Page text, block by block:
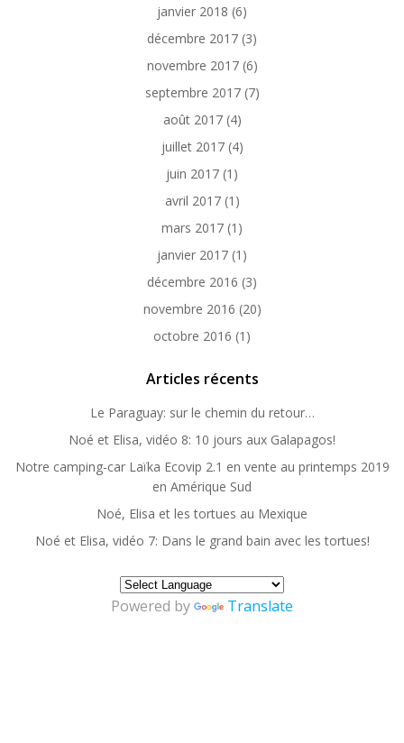
janvier 2018 (6)
décembre 2017 (3)
novembre 2017(6)
septembre 2017(7)
août 2017(4)
juillet 2017(4)
juin 2017 (1)
avril 2017(1)
mars 2017 (1)
janvier 2017 (1)
décembre 2016 (3)
novembre 2016 (20)
octobre 2016 (1)
Articles récents
Le Paraguay: sur le chemin du retour…
Noé et Elisa, vidéo 8: 10 jours aux Galapagos!
Notre camping-car Laïka Ecovip 2.1 en vente au printemps 2019
en Amérique Sud
Noé, Elisa et les tortues au Mexique
Noé et Elisa, vidéo 7: Dans le grand bain avec les tortues!
Powered by Translate